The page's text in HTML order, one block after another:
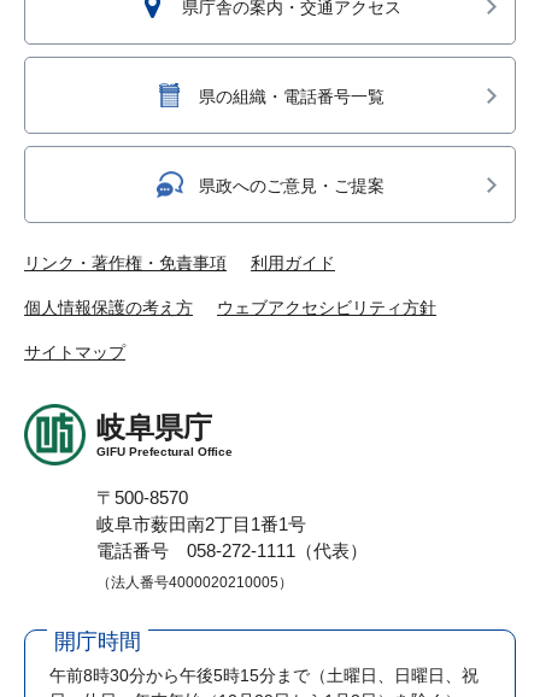
県庁舎の案内・交通アクセス
県の組織・電話番号一覧
県政へのご意見・ご提案
リンク・著作権・免責事項 利用ガイド
個人情報保護の考え方 ウェブアクセシビリティ方針
サイトマップ
岐阜県庁
GIFU Prefectural Office
〒500-8570
岐阜市薮田南2丁目1番1号
電話番号 058-272-1111（代表）
（法人番号4000020210005）
開庁時間
午前8時30分から午後5時15分まで （土曜日、日曜日、祝